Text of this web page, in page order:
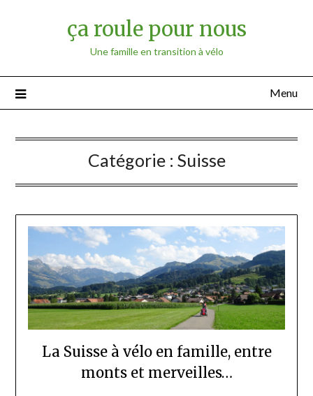
ça roule pour nous
Une famille en transition à vélo
Menu
Catégorie : Suisse
La Suisse à vélo en famille, entre
monts et merveilles…